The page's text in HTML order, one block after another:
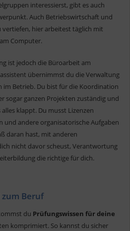
interessierst, gibt es auch
Auch Betriebswirtschaft und
vertiefen, hier arbeitest täglich mit
Computer.
ist jedoch die Büroarbeit am
übernimmst du die Verwaltung
im Betrieb. Du bist für die Koordination
sogar ganzen Projekten zuständig und
klappt. Du musst Lizenzen
und andere organisatorische Aufgaben
daran hast, mit anderen
nicht davor scheust, Verantwortung
die richtige für dich.
Beruf
du Prüfungswissen für deine
komprimiert. So kannst du sicher